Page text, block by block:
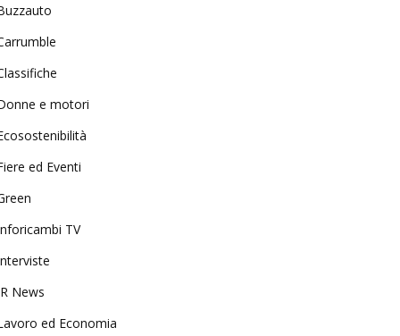
e motori
ed Eventi
TV
News
ed Economia